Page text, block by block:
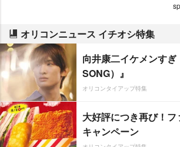
オリコンニュース イチオシ特集
向井康二イケメンす
SONG）』
オリコンタイアップ特集
大好評につき再び！
キャンペーン